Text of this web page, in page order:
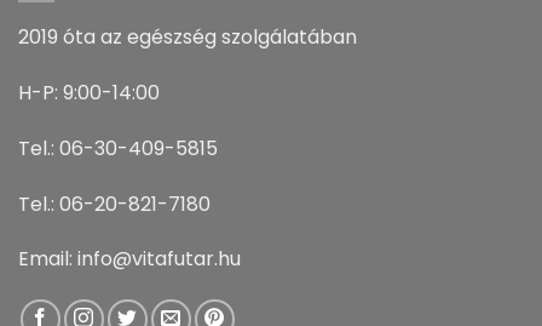
2019 óta az egészség szolgálatában
H-P: 9:00-14:00
Tel.: 06-30-409-5815
Tel.: 06-20-821-7180
Email: info@vitafutar.hu